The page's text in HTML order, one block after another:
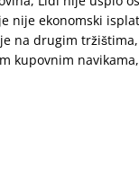
nije ekonomski
na drugim
kupovnim